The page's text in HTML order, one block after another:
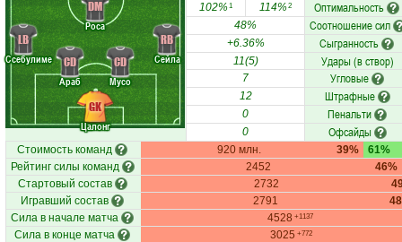
Цалонг
Ссебулиме
Араб
Мусо
Сейла
Роса
GK
LB
CD
CD
RB
DM 102%1 114%2 Оптимальность
48% Соотношение сил
+6.36% Сыгранность
11(5) Удары (в створ)
7 Угловые
12 Штрафные
0 Пенальти
0 Офсайды
Стоимость команд 920 млн. 39%
61%
Рейтинг силы команд
2452
46%
Стартовый состав
2732
Игравший состав
2791
Сила в начале матча
4528 +1137
Сила в конце матча 3025 +772